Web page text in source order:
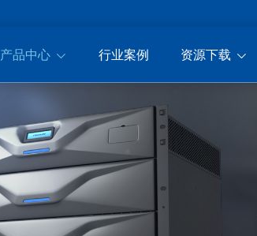
产品中心 行业案例 资源下载